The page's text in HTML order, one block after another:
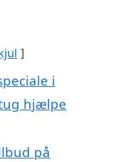
i
hjælpe
på